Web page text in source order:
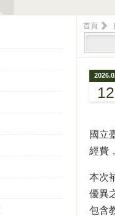
首頁
12
國立
經費
本次
優異
包含